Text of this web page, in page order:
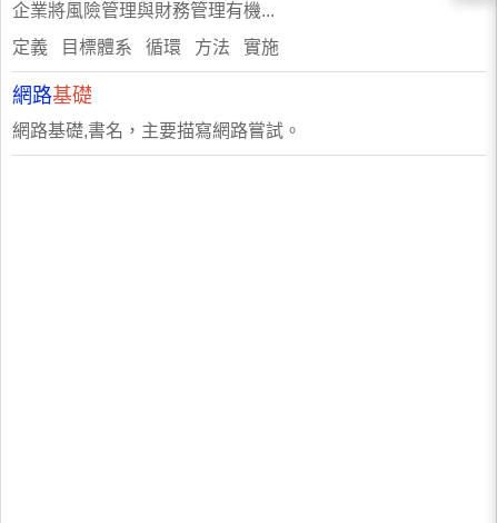
企業將風險管理與財務管理有機...
定義 目標體系 循環 方法 實施
網路基礎
網路基礎,書名，主要描寫網路嘗試。